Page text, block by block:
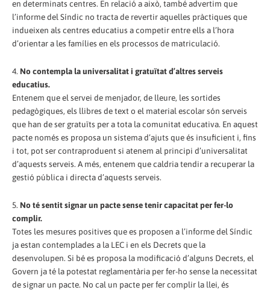
en determinats centres. En relació a això, també advertim que
l’informe del Síndic no tracta de revertir aquelles pràctiques que
indueixen als centres educatius a competir entre ells a l’hora
d’orientar a les famílies en els processos de matriculació.
4. No contempla la universalitat i gratuïtat d’altres serveis
educatius.
Entenem que el servei de menjador, de lleure, les sortides
pedagògiques, els llibres de text o el material escolar són serveis
que han de ser gratuïts per a tota la comunitat educativa. En aquest
pacte només es proposa un sistema d’ajuts que és insuficient i, fins
i tot, pot ser contraproduent si atenem al principi d’universalitat
d’aquests serveis. A més, entenem que caldria tendir a recuperar la
gestió pública i directa d’aquests serveis.
5. No té sentit signar un pacte sense tenir capacitat per fer-lo
complir.
Totes les mesures positives que es proposen a l’informe del Síndic
ja estan contemplades a la LEC i en els Decrets que la
desenvolupen. Si bé es proposa la modificació d’alguns Decrets, el
Govern ja té la potestat reglamentària per fer-ho sense la necessitat
de signar un pacte. No cal un pacte per fer complir la llei, és